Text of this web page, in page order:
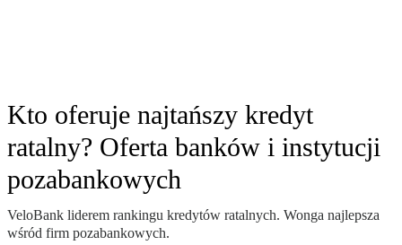
Kto oferuje najtańszy kredyt
ratalny? Oferta banków i instytucji
pozabankowych
VeloBank liderem rankingu kredytów ratalnych. Wonga najlepsza
wśród firm pozabankowych.